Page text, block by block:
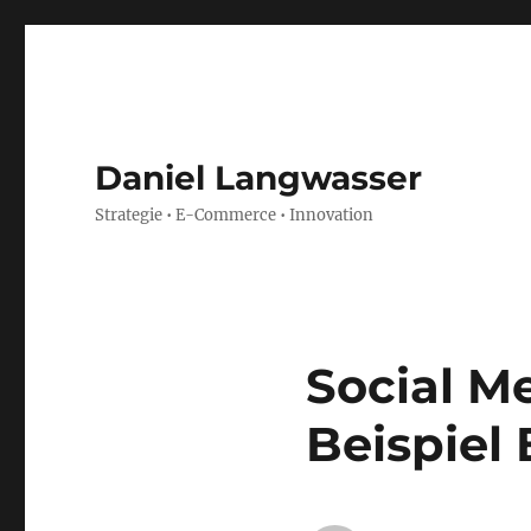
Daniel Langwasser
Strategie • E-Commerce • Innovation
Social
Beispiel